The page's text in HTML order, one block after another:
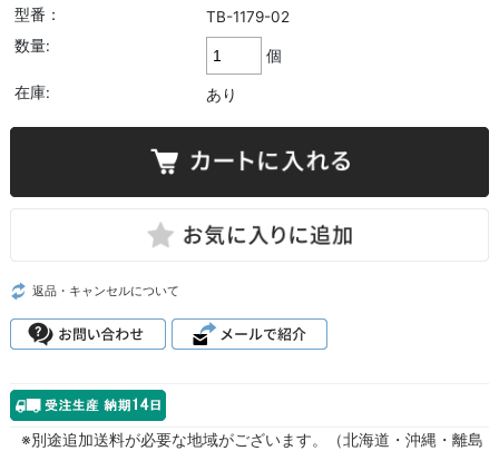
型番：
TB-1179-02
数量:
個
在庫: あり
返品・キャンセルについて
※別途追加送料が必要な地域がございます。（北海道・沖縄・離島